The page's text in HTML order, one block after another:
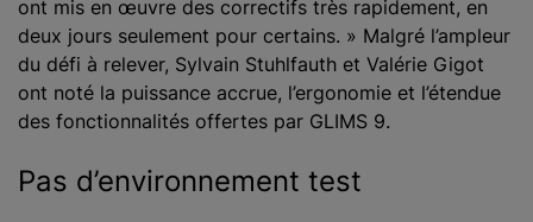
ont mis en œuvre des correctifs très rapidement, en
deux jours seulement pour certains. » Malgré l’ampleur
du défi à relever, Sylvain Stuhlfauth et Valérie Gigot
ont noté la puissance accrue, l’ergonomie et l’étendue
des fonctionnalités offertes par GLIMS 9.
Pas d’environnement test